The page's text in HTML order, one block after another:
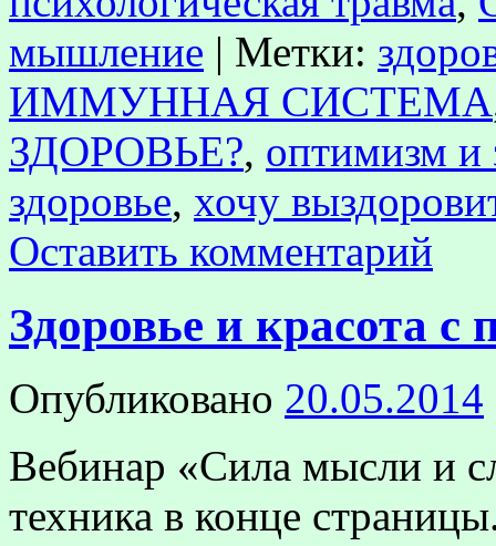
мышление | Метки:
ИММУННАЯ СИСТЕМА
ЗДОРОВЬЕ?, оптимизм и
здоровье, хочу
Оставить комментарий
Здоровье и красота
Опубликовано 20.05.2014
Вебинар «Сила мысли и
техника в конце